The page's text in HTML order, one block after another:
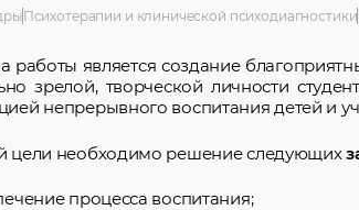
Психотерапии и клинической психодиагностики
работы является создание
зрелой, творческой личности
непрерывного воспитания детей и
цели необходимо решение следующих
процесса воспитания;